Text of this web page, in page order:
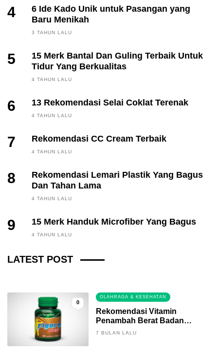
4
6 Ide Kado Unik untuk Pasangan yang
Baru Menikah
3 TAHUN LALU
5
15 Merk Bantal Dan Guling Terbaik Untuk
Tidur Yang Berkualitas
4 TAHUN LALU
6 13 Rekomendasi Selai Coklat Terenak
4 TAHUN LALU
7 Rekomendasi CC Cream Terbaik
4 TAHUN LALU
8
Rekomendasi Lemari Plastik Yang Bagus
Dan Tahan Lama
4 TAHUN LALU
9 15 Merk Handuk Microfiber Yang Bagus
4 TAHUN LALU
LATEST POST
FINANCE, INVESTING
2 BULAN LALU
0
OLAHRAGA & KESEHATAN
Rekomendasi Vitamin
Penambah Berat Badan
Terbaik
7 BULAN LALU